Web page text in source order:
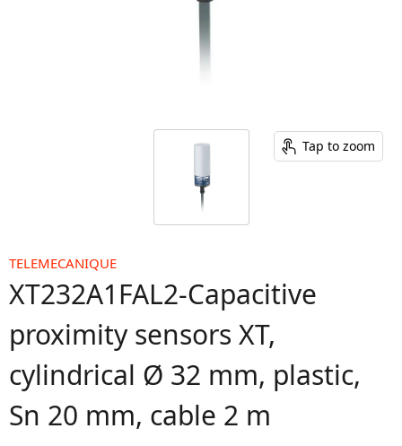
Tap to zoom
TELEMECANIQUE
XT232A1FAL2-Capacitive
proximity sensors XT,
cylindrical Ø 32 mm, plastic,
Sn 20 mm, cable 2 m